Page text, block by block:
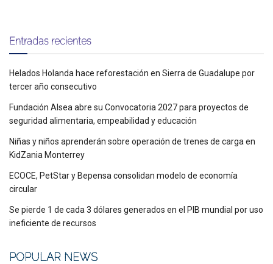
Entradas recientes
Helados Holanda hace reforestación en Sierra de Guadalupe por
tercer año consecutivo
Fundación Alsea abre su Convocatoria 2027 para proyectos de
seguridad alimentaria, empeabilidad y educación
Niñas y niños aprenderán sobre operación de trenes de carga en
KidZania Monterrey
ECOCE, PetStar y Bepensa consolidan modelo de economía
circular
Se pierde 1 de cada 3 dólares generados en el PIB mundial por uso
ineficiente de recursos
POPULAR NEWS